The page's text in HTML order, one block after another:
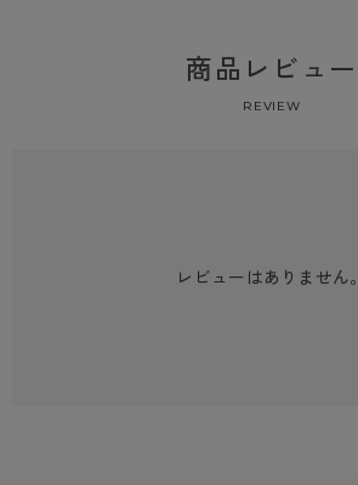
商品レビュー
REVIEW
レビューはありません。